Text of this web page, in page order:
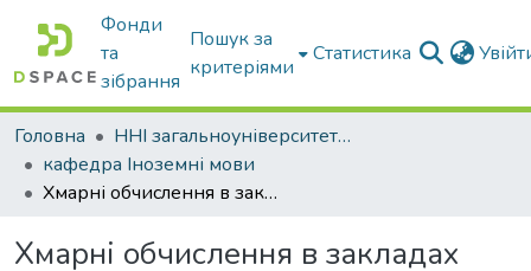
Фонди
та
зібрання
Пошук за
критеріями
Статистика
Головна
ННІ загальноуніверситетської підготовки
кафедра Іноземні мови
Хмарні обчислення в закладах вищої освіти США
Хмарні обчислення в закладах